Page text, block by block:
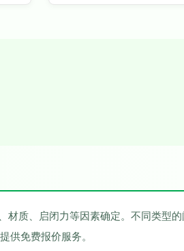
材质、启闭力等因素确定。不同类型
供免费报价服务。